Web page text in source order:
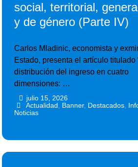
social, territorial,
y de género (Parte IV)
Carlos Mladinic, economista y
Estado, presenta el artículo titulado
distribución del ingreso en cuatro
dimensiones: …
julio 15, 2026
Actualidad Banner, Destacados,
Noticias